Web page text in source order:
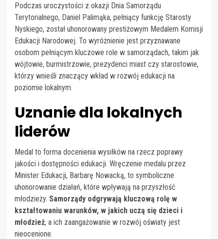
Podczas uroczystości z okazji Dnia Samorządu
Terytorialnego, Daniel Palimąka, pełniący funkcję Starosty
Nyskiego, został uhonorowany prestiżowym Medalem Komisji
Edukacji Narodowej. To wyróżnienie jest przyznawane
osobom pełniącym kluczowe role w samorządach, takim jak
wójtowie, burmistrzowie, prezydenci miast czy starostowie,
którzy wnieśli znaczący wkład w rozwój edukacji na
poziomie lokalnym.
Uznanie dla lokalnych
liderów
Medal to forma docenienia wysiłków na rzecz poprawy
jakości i dostępności edukacji. Wręczenie medalu przez
Minister Edukacji, Barbarę Nowacką, to symboliczne
uhonorowanie działań, które wpływają na przyszłość
młodzieży. Samorządy odgrywają kluczową rolę w
kształtowaniu warunków, w jakich uczą się dzieci i
młodzież, a ich zaangażowanie w rozwój oświaty jest
nieocenione.